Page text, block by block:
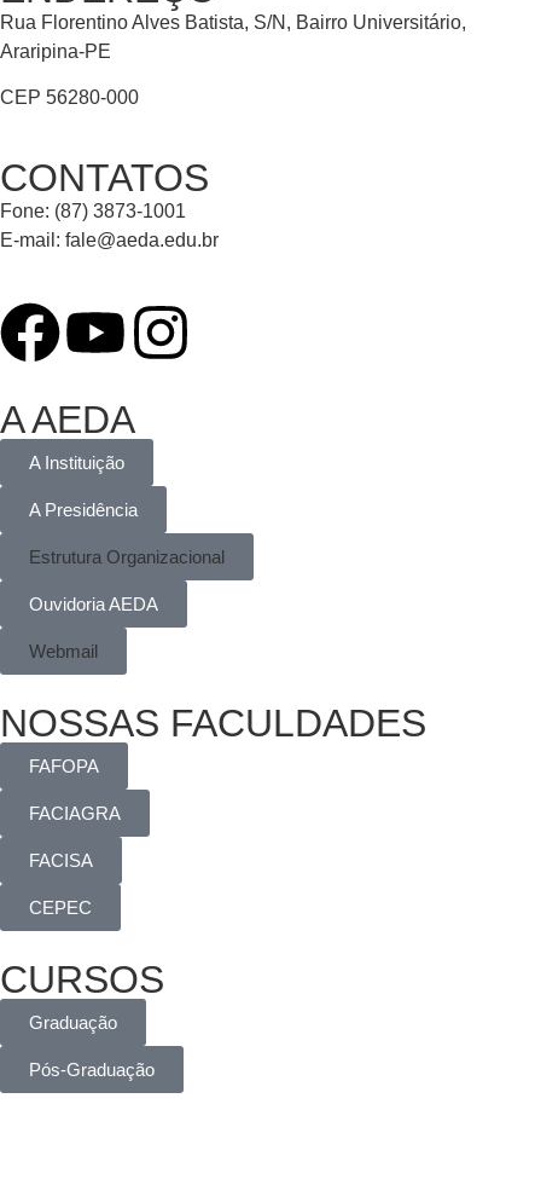
Rua Florentino Alves Batista, S/N, Bairro Universitário,
Araripina-PE
CEP 56280-000
CONTATOS
Fone: (87) 3873-1001
E-mail: fale@aeda.edu.br
A AEDA
A Instituição
A Presidência
Estrutura Organizacional
Ouvidoria AEDA
Webmail
NOSSAS FACULDADES
FAFOPA
FACIAGRA
FACISA
CEPEC
CURSOS
Graduação
Pós-Graduação